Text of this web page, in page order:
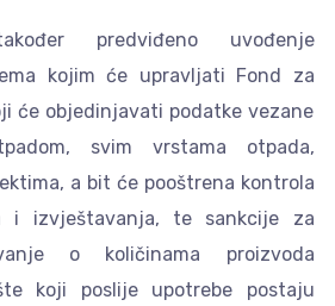
predviđeno uvođenje
kojim će upravljati Fond za
će objedinjavati podatke vezane
svim vrstama otpada,
a bit će pooštrena kontrola
i izvještavanja, te sankcije za
o količinama proizvoda
koji poslije upotrebe postaju